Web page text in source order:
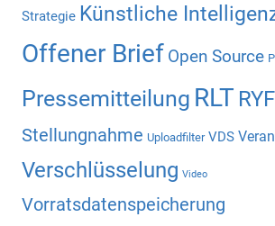
Strategie Künstliche
Offener Brief Open Source
Pressemitteilung RLT RYF
Stellungnahme Uploadfilter VDS
Verschlüsselung Video
Vorratsdatenspeicherung